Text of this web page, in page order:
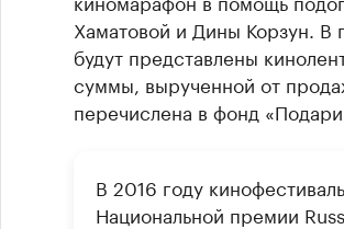
Хаматовой и Дины Корзун. В
будут представлены
суммы, вырученной от
перечислена в фонд «Подари
В 2016 году
Национальной премии